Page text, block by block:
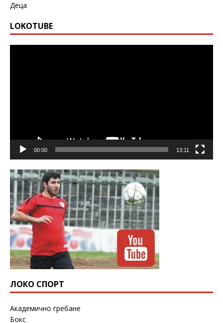
Деца
LOKOTUBE
00:00 13:11
ЛОКО СПОРТ
Академично гребане
Бокс